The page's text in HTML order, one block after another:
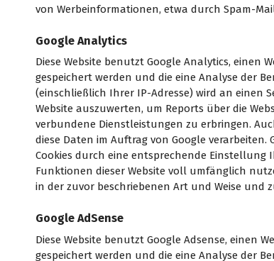
von Werbeinformationen, etwa durch Spam-
Google Analytics
Diese Website benutzt Google Analytics, einen
gespeichert werden und die eine Analyse der
(einschließlich Ihrer IP-Adresse) wird an einen
Website auszuwerten, um Reports über die
verbundene Dienstleistungen zu erbringen.
diese Daten im Auftrag von Google
Cookies durch eine entsprechende Einstellung
Funktionen dieser Website voll umfänglich
in der zuvor beschriebenen Art und Weise und
Google AdSense
Diese Website benutzt Google Adsense, einen
gespeichert werden und die eine Analyse der